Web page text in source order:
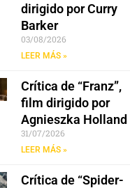
dirigido por Curry
Barker
03/08/2026
LEER MÁS »
Crítica de “Franz”,
film dirigido por
Agnieszka Holland
31/07/2026
LEER MÁS »
Crítica de “Spider-